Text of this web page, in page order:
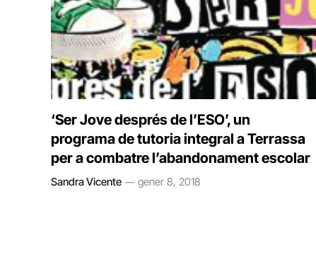
‘Ser Jove després de l’ESO’, un
programa de tutoria integral a Terrassa
per a combatre l’abandonament escolar
Sandra Vicente gener 8, 2018